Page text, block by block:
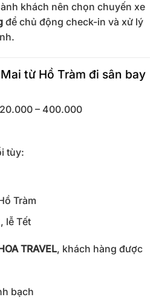
khách nên chọn chuyến xe
để chủ động check-in và xử lý
từ Hồ Tràm đi sân bay
– 400.000
tùy:
Tràm
lễ Tết
TRAVEL, khách hàng được
bạch